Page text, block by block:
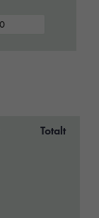
Totalt